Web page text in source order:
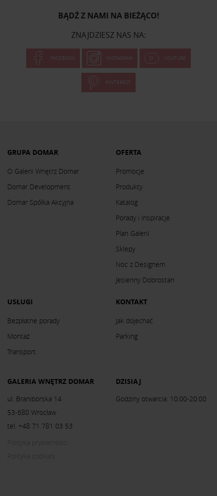
BĄDŹ Z NAMI NA BIEŻĄCO!
ZNAJDZIESZ NAS NA:
FACEBOOK INSTAGRAM YOUTUBE
PINTEREST
GRUPA DOMAR
O Galerii Wnętrz Domar
Domar Development
Domar Spółka Akcyjna
OFERTA
Promocje
Produkty
Katalog
Porady i inspiracje
Plan Galerii
Sklepy
Noc z Designem
Jesienny Dobrostan
USŁUGI
Bezpłatne porady
Montaż
Transport
KONTAKT
Jak dojechać
Parking
GALERIA WNĘTRZ DOMAR
ul. Braniborska 14
53-680 Wrocław
tel. +48 71 781 03 53
DZISIAJ
Godziny otwarcia: 10:00-20:00